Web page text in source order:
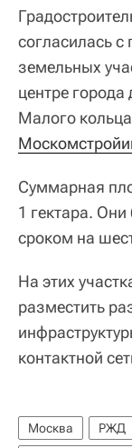
согласилась
земельных
центре города
Малого
Суммарная
1 гектара. Они
сроком на
На этих
разместить
контактной
Москва РЖД